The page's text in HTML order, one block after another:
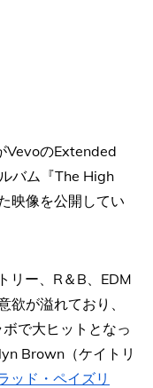
VevoのExtended
バム『The High
映像を公開してい
リー、R＆B、EDM
欲が溢れており、
ボで大ヒットとなっ
Brown（ケイトリ
ッド・ペイズリ